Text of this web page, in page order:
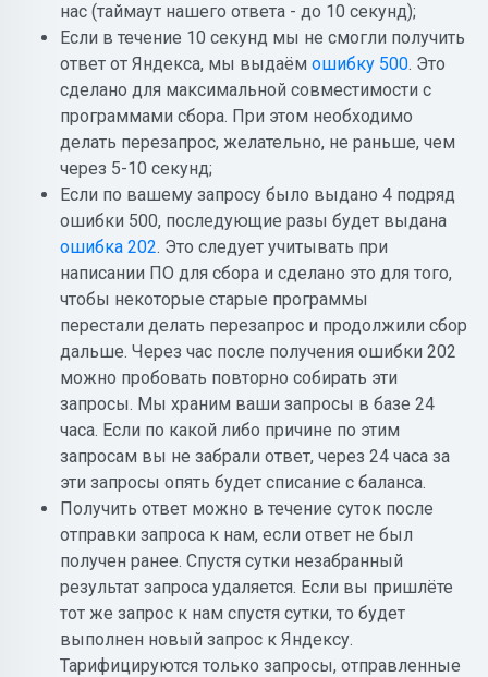
нас (таймаут нашего ответа - до 10 секунд);
Если в течение 10 секунд мы не смогли получить
ответ от Яндекса, мы выдаём ошибку 500. Это
сделано для максимальной совместимости с
программами сбора. При этом необходимо
делать перезапрос, желательно, не раньше, чем
через 5-10 секунд;
Если по вашему запросу было выдано 4 подряд
ошибки 500, последующие разы будет выдана
ошибка 202. Это следует учитывать при
написании ПО для сбора и сделано это для того,
чтобы некоторые старые программы
перестали делать перезапрос и продолжили сбор
дальше. Через час после получения ошибки 202
можно пробовать повторно собирать эти
запросы. Мы храним ваши запросы в базе 24
часа. Если по какой либо причине по этим
запросам вы не забрали ответ, через 24 часа за
эти запросы опять будет списание с баланса.
Получить ответ можно в течение суток после
отправки запроса к нам, если ответ не был
получен ранее. Спустя сутки незабранный
результат запроса удаляется. Если вы пришлёте
тот же запрос к нам спустя сутки, то будет
выполнен новый запрос к Яндексу.
Тарифицируются только запросы, отправленные